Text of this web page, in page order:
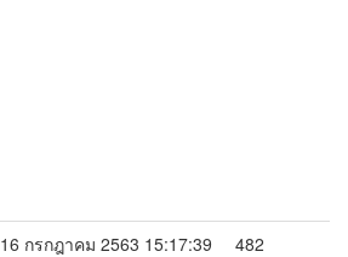
16 กรกฎาคม 2563 15:17:39 482